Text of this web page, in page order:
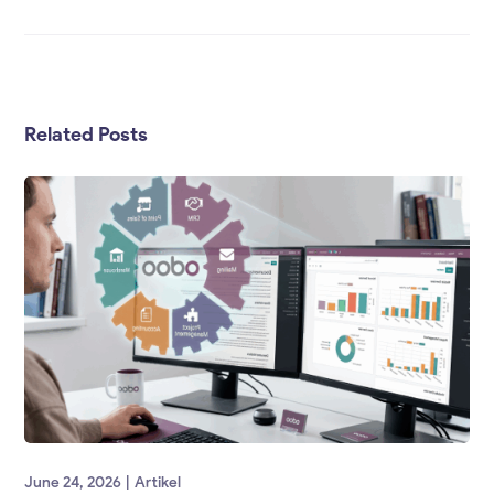
Related Posts
June 24, 2026 Artikel